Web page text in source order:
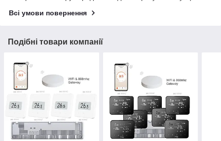
Всі умови повернення
Подібні товари компанії